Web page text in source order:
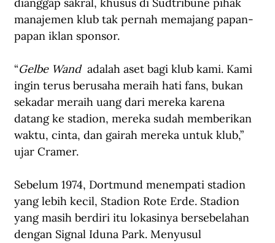
dianggap sakral, khusus di Sudtribüne pihak
manajemen klub tak pernah memajang papan-
papan iklan sponsor.
“Gelbe Wand adalah aset bagi klub kami. Kami
ingin terus berusaha meraih hati fans, bukan
sekadar meraih uang dari mereka karena
datang ke stadion, mereka sudah memberikan
waktu, cinta, dan gairah mereka untuk klub,”
ujar Cramer.
Sebelum 1974, Dortmund menempati stadion
yang lebih kecil, Stadion Rote Erde. Stadion
yang masih berdiri itu lokasinya bersebelahan
dengan Signal Iduna Park. Menyusul